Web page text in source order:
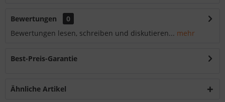
Bewertungen
0
Bewertungen lesen, schreiben und diskutieren... mehr
Best-Preis-Garantie
Ähnliche Artikel